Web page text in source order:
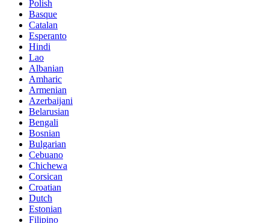
Polish
Basque
Catalan
Esperanto
Hindi
Lao
Albanian
Amharic
Armenian
Azerbaijani
Belarusian
Bengali
Bosnian
Bulgarian
Cebuano
Chichewa
Corsican
Croatian
Dutch
Estonian
Filipino